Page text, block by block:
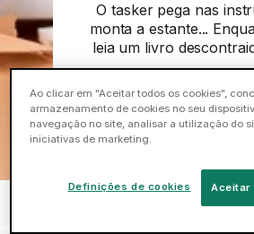
O tasker pega nas
monta a estante...
leia um livro
Reservar
Montagem
Ao clicar em "Aceitar todos os cookies",
armazenamento de cookies no seu
navegação no site, analisar a utilização do
iniciativas de marketing.
Aceitar
Definições de cookies